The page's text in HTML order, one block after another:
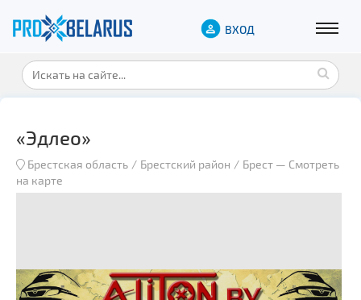
ВХОД
«Эдлео»
Брестская область Брестский район Брест — Смотреть
на карте